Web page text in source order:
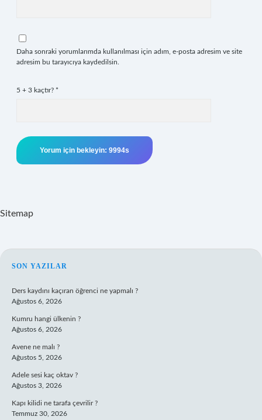
Daha sonraki yorumlarımda kullanılması için adım, e-posta adresim ve site
adresim bu tarayıcıya kaydedilsin.
5 + 3 kaçtır? *
Sitemap
SIDEBAR
SON YAZILAR
Ders kaydını kaçıran öğrenci ne yapmalı ?
Ağustos 6, 2026
Kumru hangi ülkenin ?
Ağustos 6, 2026
Avene ne malı ?
Ağustos 5, 2026
Adele sesi kaç oktav ?
Ağustos 3, 2026
Kapı kilidi ne tarafa çevrilir ?
Temmuz 30, 2026